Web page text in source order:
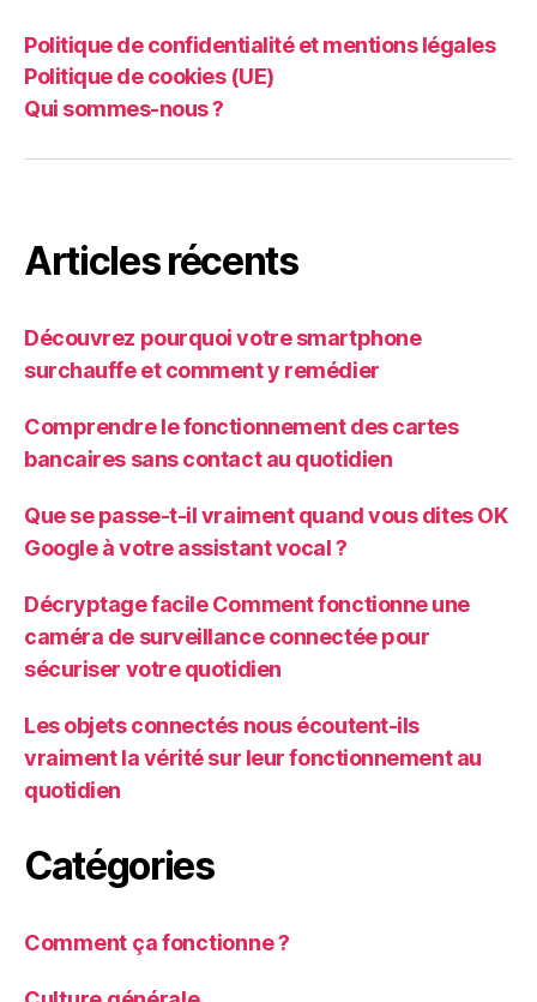
Politique de confidentialité et mentions légales
Politique de cookies (UE)
Qui sommes-nous ?
Articles récents
Découvrez pourquoi votre smartphone
surchauffe et comment y remédier
Comprendre le fonctionnement des cartes
bancaires sans contact au quotidien
Que se passe-t-il vraiment quand vous dites OK
Google à votre assistant vocal ?
Décryptage facile Comment fonctionne une
caméra de surveillance connectée pour
sécuriser votre quotidien
Les objets connectés nous écoutent-ils
vraiment la vérité sur leur fonctionnement au
quotidien
Catégories
Comment ça fonctionne ?